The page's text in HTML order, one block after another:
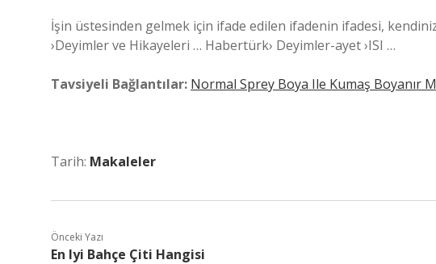
İşin üstesinden gelmek için ifade edilen ifadenin ifadesi,
›Deyimler ve Hikayeleri … Habertürk› Deyimler-ayet ›ISI …
Tavsiyeli Bağlantılar: Normal Sprey Boya Ile Kumaş Boyanır
Tarih: Makaleler
Önceki Yazı
En Iyi Bahçe Çiti Hangisi